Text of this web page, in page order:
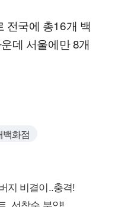
전국에 총16개 백
데 서울에만 8개
백화점
지 비결이..충격!